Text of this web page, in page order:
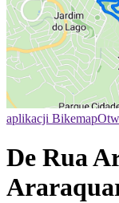
aplikacji Bikemap
De Rua